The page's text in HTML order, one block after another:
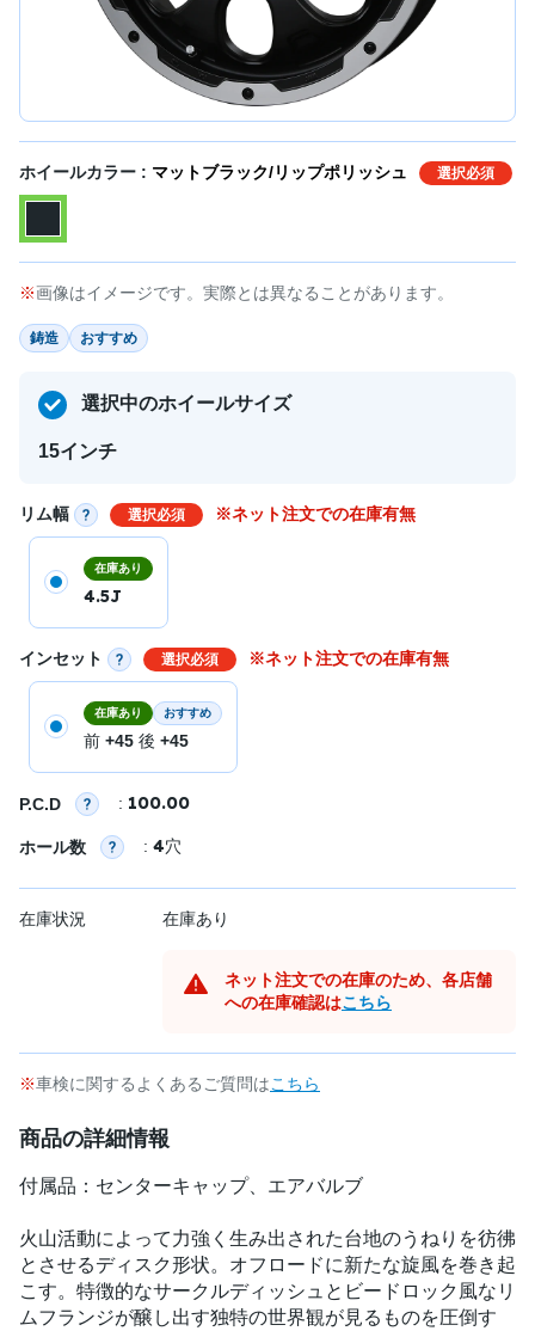
ホイールカラー : マットブラック/リップポリッシュ 選択必須
画像はイメージです。実際とは異なることがあります。
鋳造 おすすめ
選択中のホイールサイズ
15インチ
リム幅 選択必須 ※ネット注文での在庫有無
在庫あり
4.5J
インセット 選択必須 ※ネット注文での在庫有無
在庫あり おすすめ
前 +45 後 +45
P.C.D : 100.00
ホール数 : 4穴
在庫状況 在庫あり
ネット注文での在庫のため、各店舗
への在庫確認はこちら
車検に関するよくあるご質問はこちら
商品の詳細情報
付属品：センターキャップ、エアバルブ
火山活動によって力強く生み出された台地のうねりを彷彿
とさせるディスク形状。オフロードに新たな旋風を巻き起
こす。特徴的なサークルディッシュとビードロック風なリ
ムフランジが醸し出す独特の世界観が見るものを圧倒す